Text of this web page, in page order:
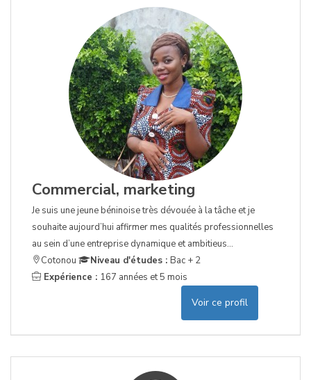
Commercial, marketing
Je suis une jeune béninoise très dévouée à la tâche et je
souhaite aujourd’hui affirmer mes qualités professionnelles
au sein d’une entreprise dynamique et ambitieus...
Cotonou
Niveau d'études : Bac + 2
Expérience : 167 années et 5 mois
Voir ce profil